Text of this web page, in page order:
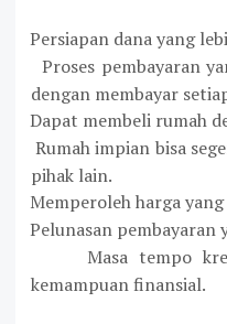
Persiapan dana yang
Proses pembayaran
dengan membayar
Dapat membeli rumah
Rumah impian bisa
pihak lain.
Memperoleh harga
Pelunasan pembayaran
Masa tempo
kemampuan finansial.